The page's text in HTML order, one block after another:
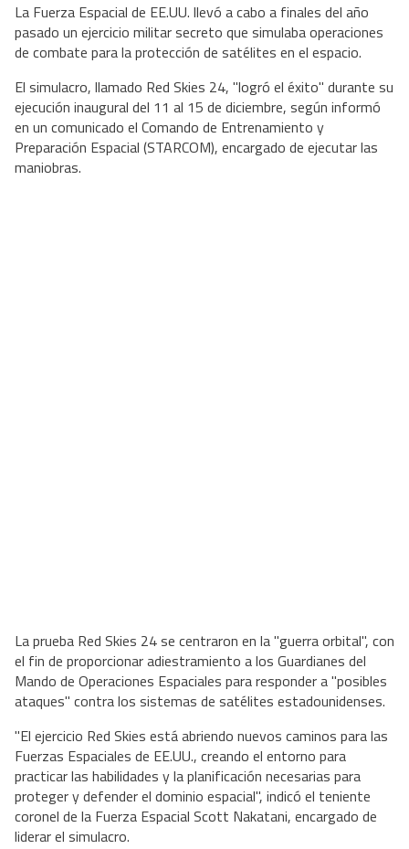
La Fuerza Espacial de EE.UU. llevó a cabo a finales del año
pasado un ejercicio militar secreto que simulaba operaciones
de combate para la protección de satélites en el espacio.
El simulacro, llamado Red Skies 24, "logró el éxito" durante su
ejecución inaugural del 11 al 15 de diciembre, según informó
en un comunicado el Comando de Entrenamiento y
Preparación Espacial (STARCOM), encargado de ejecutar las
maniobras.
La prueba Red Skies 24 se centraron en la "guerra orbital", con
el fin de proporcionar adiestramiento a los Guardianes del
Mando de Operaciones Espaciales para responder a "posibles
ataques" contra los sistemas de satélites estadounidenses.
"El ejercicio Red Skies está abriendo nuevos caminos para las
Fuerzas Espaciales de EE.UU., creando el entorno para
practicar las habilidades y la planificación necesarias para
proteger y defender el dominio espacial", indicó el teniente
coronel de la Fuerza Espacial Scott Nakatani, encargado de
liderar el simulacro.